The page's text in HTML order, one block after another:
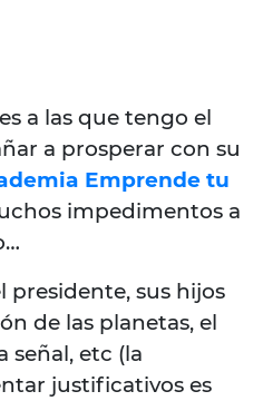
a las que tengo el
a prosperar con su
Emprende tu
impedimentos a
presidente, sus hijos
de las planetas, el
señal, etc (la
justificativos es